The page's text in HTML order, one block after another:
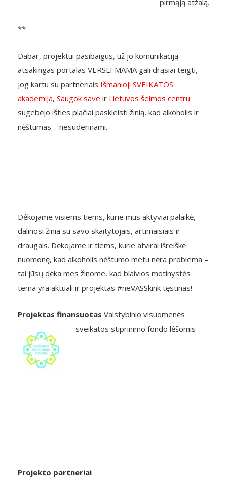
pirmąją atžalą.
**
Dabar, projektui pasibaigus, už jo komunikaciją
atsakingas portalas VERSLI MAMA gali drąsiai teigti,
jog kartu su partneriais Išmanioji SVEIKATOS
akademija, Saugok save ir Lietuvos šeimos centru
sugebėjo išties plačiai paskleisti žinią, kad alkoholis ir
nėštumas – nesuderinami.
Dėkojame visiems tiems, kurie mus aktyviai palaikė,
dalinosi žinia su savo skaitytojais, artimaisiais ir
draugais. Dėkojame ir tiems, kurie atvirai išreiškė
nuomonę, kad alkoholis nėštumo metu nėra problema –
tai jūsų dėka mes žinome, kad blaivios motinystės
tema yra aktuali ir projektas #neVASSkink tęstinas!
Projektas finansuotas Valstybinio visuomenės
sveikatos stiprinimo fondo lėšomis
Projekto partneriai